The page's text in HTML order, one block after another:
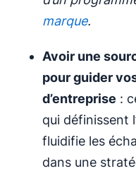
marque.
Avoir une
pour guider
d’entreprise :
qui définissent
fluidifie les
dans une